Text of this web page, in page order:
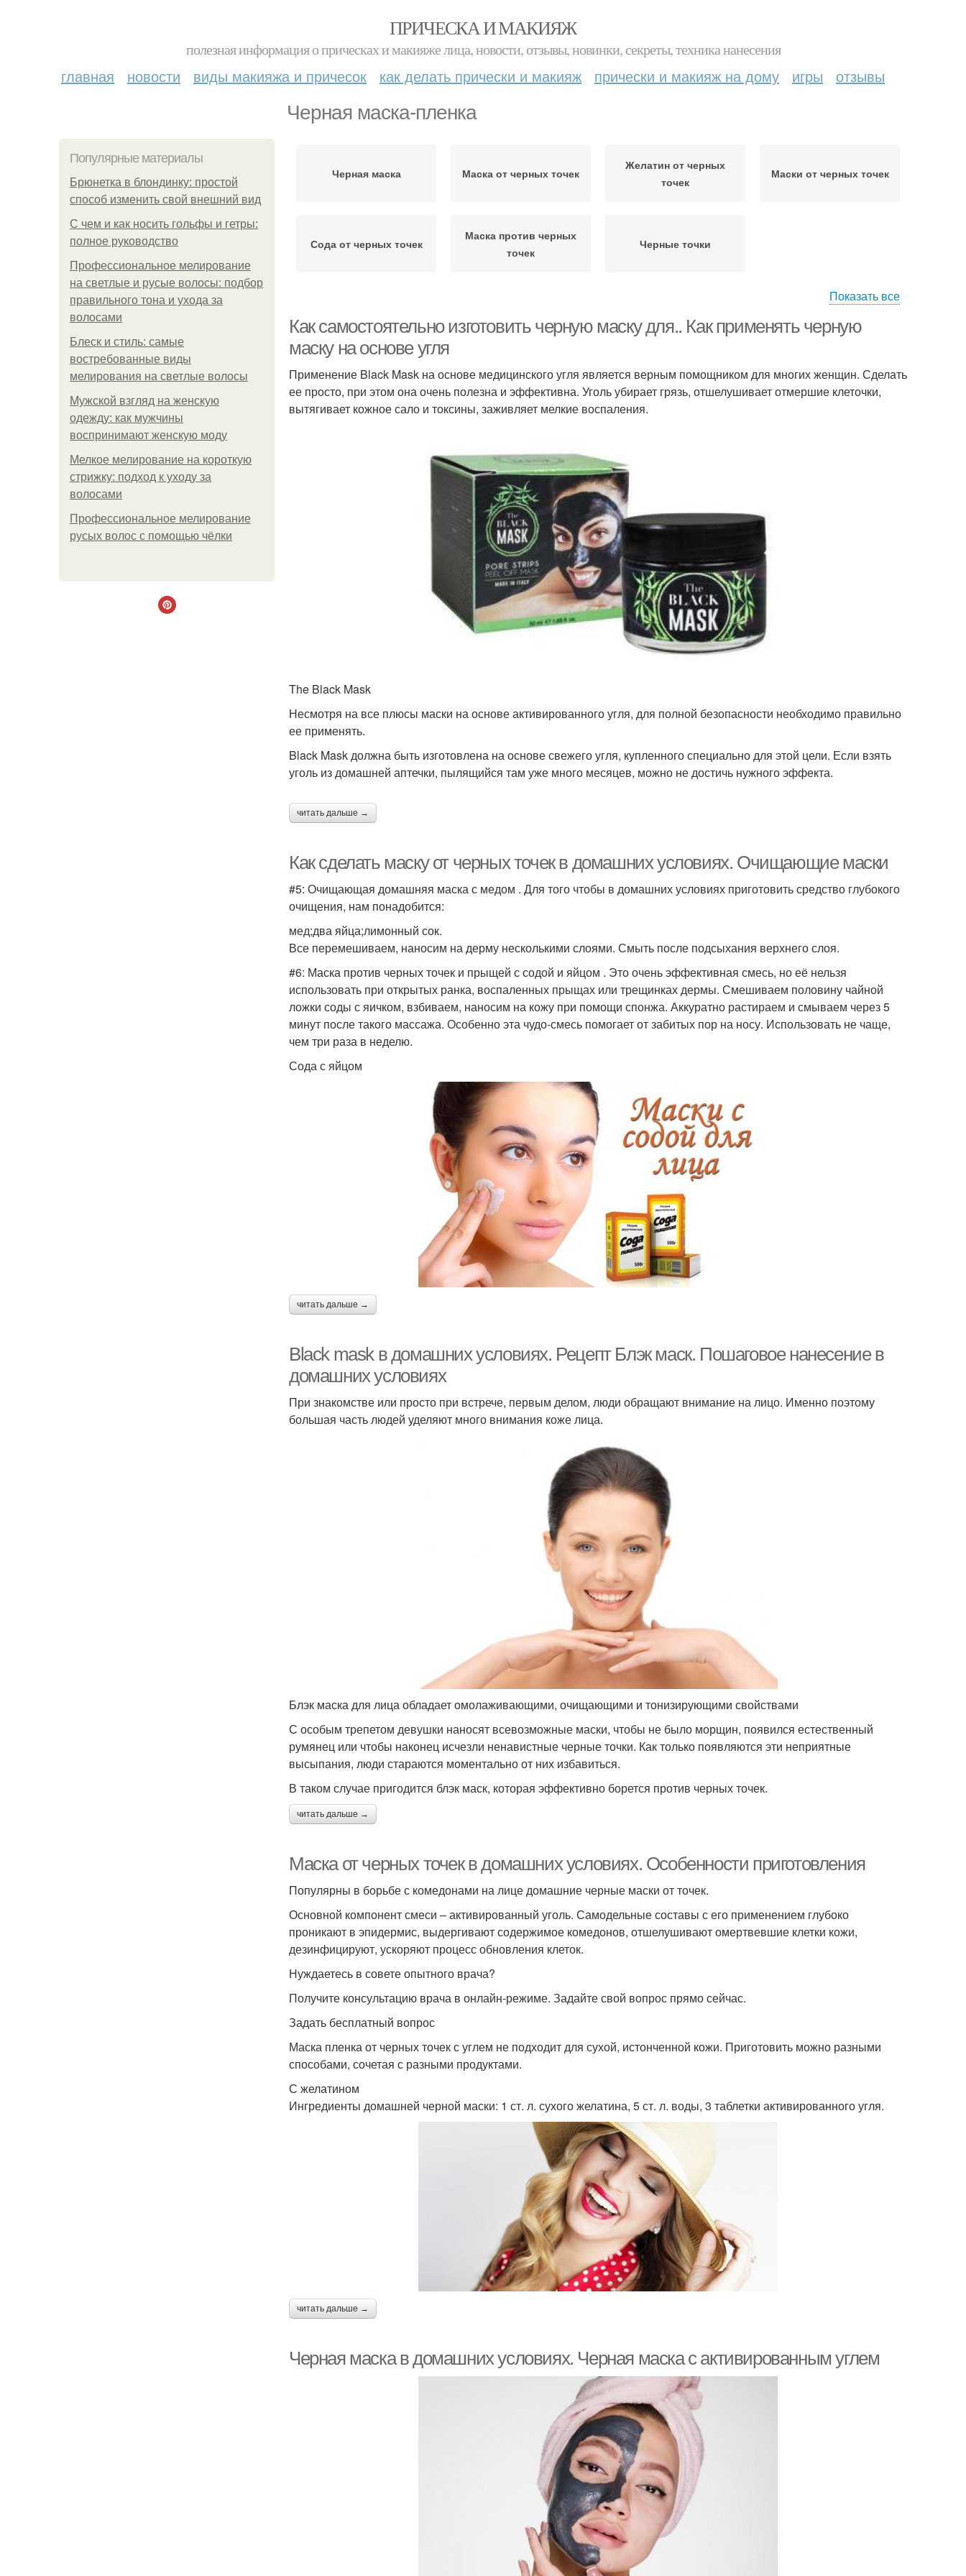
ПРИЧЕСКА И МАКИЯЖ
полезная информация о прическах и макияже лица, новости, отзывы, новинки, секреты, техника нанесения
главная новости виды макияжа и причесок как делать прически и макияж прически и макияж на дому игры отзывы
Черная маска-пленка
Популярные материалы
Брюнетка в блондинку: простой
способ изменить свой внешний вид
С чем и как носить гольфы и гетры:
полное руководство
Профессиональное мелирование
на светлые и русые волосы: подбор
правильного тона и ухода за
волосами
Блеск и стиль: самые
востребованные виды
мелирования на светлые волосы
Мужской взгляд на женскую
одежду: как мужчины
воспринимают женскую моду
Мелкое мелирование на короткую
стрижку: подход к уходу за
волосами
Профессиональное мелирование
русых волос с помощью чёлки
Черная маска Маска от черных точек
Желатин от черных
точек
Маски от черных точек
Сода от черных точек
Маска против черных
точек
Черные точки
Показать все
Как самостоятельно изготовить черную маску для.. Как применять черную
маску на основе угля
Применение Black Mask на основе медицинского угля является верным помощником для многих женщин. Сделать
ее просто, при этом она очень полезна и эффективна. Уголь убирает грязь, отшелушивает отмершие клеточки,
вытягивает кожное сало и токсины, заживляет мелкие воспаления.
The Black Mask
Несмотря на все плюсы маски на основе активированного угля, для полной безопасности необходимо правильно
ее применять.
Black Mask должна быть изготовлена на основе свежего угля, купленного специально для этой цели. Если взять
уголь из домашней аптечки, пылящийся там уже много месяцев, можно не достичь нужного эффекта.
читать дальше →
Как сделать маску от черных точек в домашних условиях. Очищающие маски
#5: Очищающая домашняя маска с медом . Для того чтобы в домашних условиях приготовить средство глубокого
очищения, нам понадобится:
мед;два яйца;лимонный сок.
Все перемешиваем, наносим на дерму несколькими слоями. Смыть после подсыхания верхнего слоя.
#6: Маска против черных точек и прыщей с содой и яйцом . Это очень эффективная смесь, но её нельзя
использовать при открытых ранка, воспаленных прыщах или трещинках дермы. Смешиваем половину чайной
ложки соды с яичком, взбиваем, наносим на кожу при помощи спонжа. Аккуратно растираем и смываем через 5
минут после такого массажа. Особенно эта чудо-смесь помогает от забитых пор на носу. Использовать не чаще,
чем три раза в неделю.
Сода с яйцом
читать дальше →
Black mask в домашних условиях. Рецепт Блэк маск. Пошаговое нанесение в
домашних условиях
При знакомстве или просто при встрече, первым делом, люди обращают внимание на лицо. Именно поэтому
большая часть людей уделяют много внимания коже лица.
Блэк маска для лица обладает омолаживающими, очищающими и тонизирующими свойствами
С особым трепетом девушки наносят всевозможные маски, чтобы не было морщин, появился естественный
румянец или чтобы наконец исчезли ненавистные черные точки. Как только появляются эти неприятные
высыпания, люди стараются моментально от них избавиться.
В таком случае пригодится блэк маск, которая эффективно борется против черных точек.
читать дальше →
Маска от черных точек в домашних условиях. Особенности приготовления
Популярны в борьбе с комедонами на лице домашние черные маски от точек.
Основной компонент смеси – активированный уголь. Самодельные составы с его применением глубоко
проникают в эпидермис, выдергивают содержимое комедонов, отшелушивают омертвевшие клетки кожи,
дезинфицируют, ускоряют процесс обновления клеток.
Нуждаетесь в совете опытного врача?
Получите консультацию врача в онлайн-режиме. Задайте свой вопрос прямо сейчас.
Задать бесплатный вопрос
Маска пленка от черных точек с углем не подходит для сухой, истонченной кожи. Приготовить можно разными
способами, сочетая с разными продуктами.
С желатином
Ингредиенты домашней черной маски: 1 ст. л. сухого желатина, 5 ст. л. воды, 3 таблетки активированного угля.
читать дальше →
Черная маска в домашних условиях. Черная маска с активированным углем